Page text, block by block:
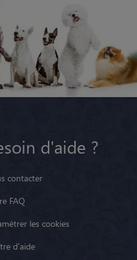
d'aide ?
contacter
FAQ
les cookies
d'aide